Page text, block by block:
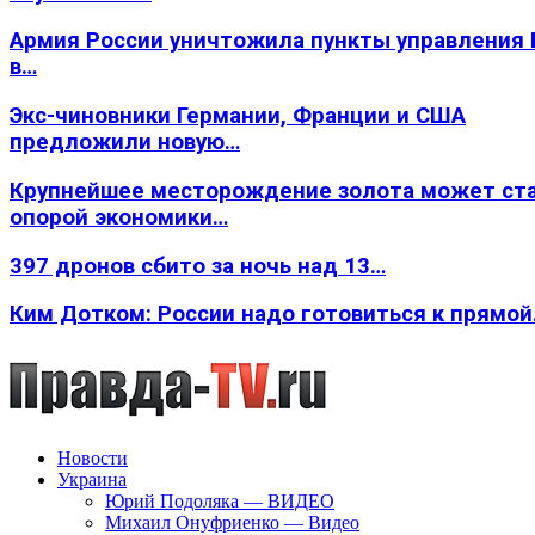
Армия России уничтожила пункты
в…
Экс-чиновники Германии, Франции и США
предложили новую…
Крупнейшее месторождение золота может
опорой экономики…
397 дронов сбито за ночь над 13…
Ким Дотком: России надо готовиться к
Новости
Украина
Юрий Подоляка — ВИДЕО
Михаил Онуфриенко — Видео